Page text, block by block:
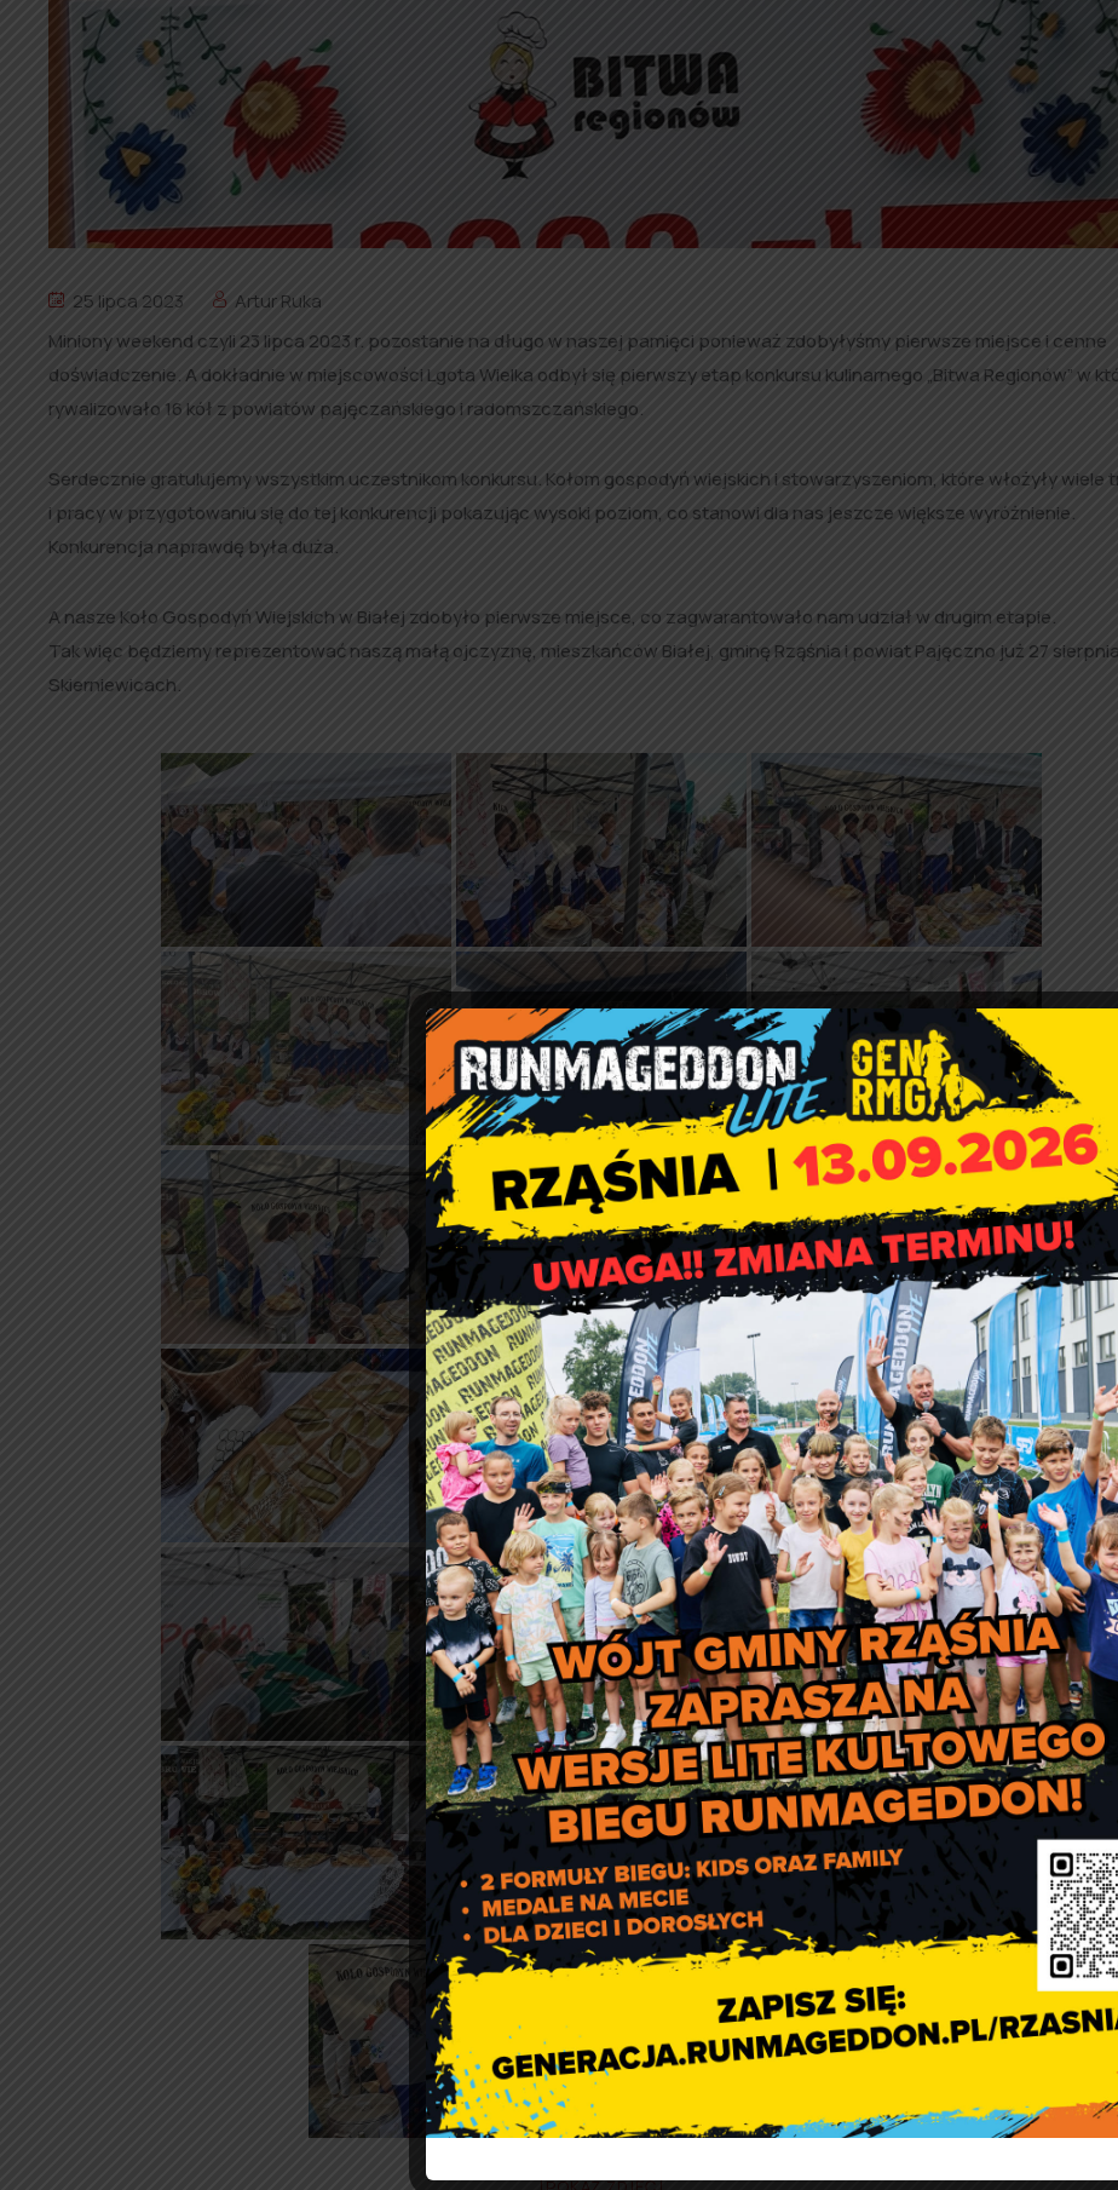
25 lipca 2023
Artur Ruka
Miniony weekend czyli 23 lipca 2023 r. pozostanie na długo w naszej pamięci ponieważ zdobyłyśmy pierwsze miejsce i cenne
doświadczenie. A dokładnie w miejscowości Lgota Wielka odbył się pierwszy etap konkursu kulinarnego „Bitwa Regionów” w
rywalizowało 16 kół z powiatów pajęczańskiego i radomszczańskiego.
Serdecznie gratulujemy wszystkim uczestnikom konkursu. Kołom gospodyń wiejskich i stowarzyszeniom, które włożyły wiele
i pracy w przygotowaniu się do tej konkurencji pokazując wysoki poziom, co stanowi dla nas jeszcze większe wyróżnienie.
Konkurencja naprawdę była duża.
A nasze Koło Gospodyń Wiejskich w Białej zdobyło pierwsze miejsce, co zagwarantowało nam udział w drugim etapie.
Tak więc będziemy reprezentować naszą małą ojczyznę, mieszkańców Białej, gminę Rząśnia i powiat Pajęczno już 27
Skierniewicach.